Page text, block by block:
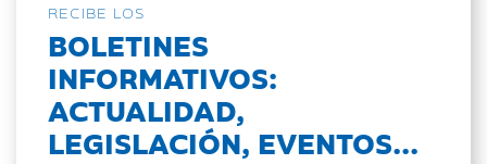
RECIBE LOS
BOLETINES
INFORMATIVOS:
ACTUALIDAD,
LEGISLACIÓN, EVENTOS...